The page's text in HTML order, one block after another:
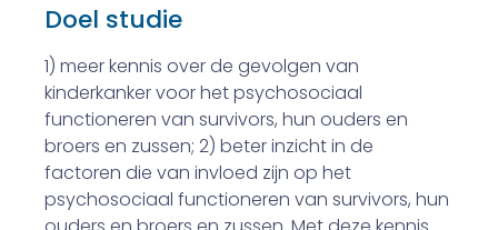
Doel studie
1) meer kennis over de gevolgen van
kinderkanker voor het psychosociaal
functioneren van survivors, hun ouders en
broers en zussen; 2) beter inzicht in de
factoren die van invloed zijn op het
psychosociaal functioneren van survivors, hun